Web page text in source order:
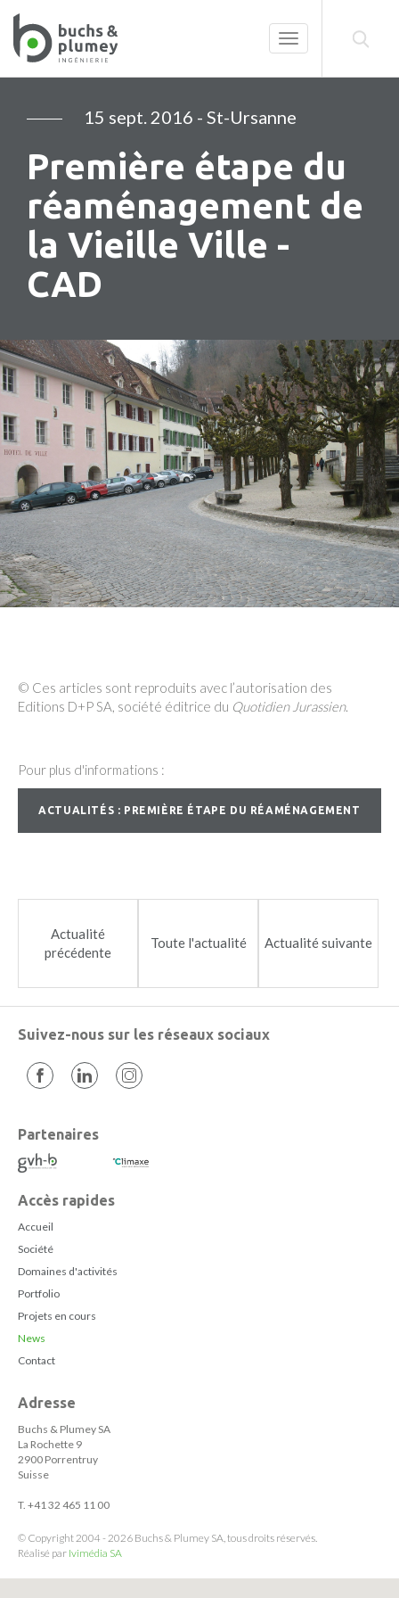
Toggle
navigation
15 sept. 2016 - St-Ursanne
Première étape du
réaménagement de
la Vieille Ville -
CAD
© Ces articles sont reproduits avec l’autorisation des
Editions D+P SA, société éditrice du Quotidien Jurassien.
Pour plus d'informations :
ACTUALITÉS : PREMIÈRE ÉTAPE DU RÉAMÉNAGEMENT
Actualité
précédente
Toute l'actualité Actualité suivante
Suivez-nous sur les réseaux sociaux
Partenaires
Accès rapides
Accueil
Société
Domaines d'activités
Portfolio
Projets en cours
News
Contact
Adresse
Buchs & Plumey SA
La Rochette 9
2900 Porrentruy
Suisse
T. +41 32 465 11 00
© Copyright 2004 - 2026 Buchs & Plumey SA, tous droits réservés.
Réalisé par Ivimédia SA